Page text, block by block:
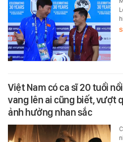
Việt Nam có ca sĩ 20 tuổi
vang lên ai cũng biết, vượt
ảnh hưởng nhan sắc